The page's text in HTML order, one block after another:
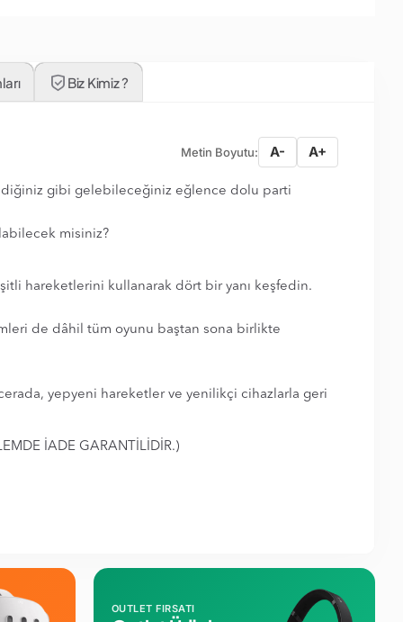
Biz Kimiz ?
Metin Boyutu: A- A+
gibi gelebileceğiniz eğlence dolu parti
misiniz?
hareketlerini kullanarak dört bir yanı keşfedin.
de dâhil tüm oyunu baştan sona birlikte
yepyeni hareketler ve yenilikçi cihazlarla geri
İADE GARANTİLİDİR.)
OUTLET FIRSATI